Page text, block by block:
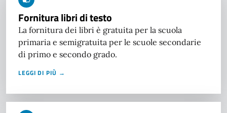
Fornitura libri di testo
La fornitura dei libri è gratuita per la scuola
primaria e semigratuita per le scuole secondarie
di primo e secondo grado.
LEGGI DI PIÙ →